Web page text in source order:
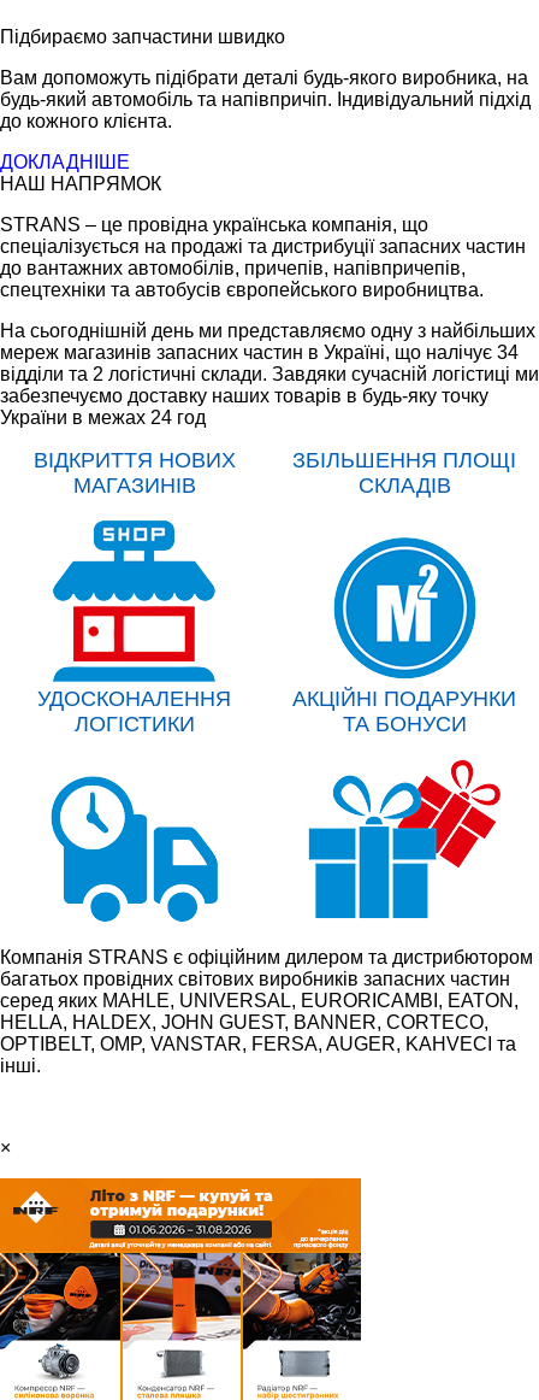
Підбираємо запчастини швидко
Вам допоможуть підібрати деталі будь-якого виробника, на
будь-який автомобіль та напівпричіп. Індивідуальний підхід
до кожного клієнта.
ДОКЛАДНІШЕ
НАШ НАПРЯМОК
STRANS – це провідна українська компанія, що
спеціалізується на продажі та дистрибуції запасних частин
до вантажних автомобілів, причепів, напівпричепів,
спецтехніки та автобусів європейського виробництва.
На сьогоднішній день ми представляємо одну з найбільших
мереж магазинів запасних частин в Україні, що налічує 34
відділи та 2 логістичні склади. Завдяки сучасній логістиці ми
забезпечуємо доставку наших товарів в будь-яку точку
України в межах 24 год
ВІДКРИТТЯ НОВИХ
МАГАЗИНІВ
ЗБІЛЬШЕННЯ ПЛОЩІ
СКЛАДІВ
УДОСКОНАЛЕННЯ
ЛОГІСТИКИ
АКЦІЙНІ ПОДАРУНКИ
ТА БОНУСИ
Компанія STRANS є офіційним дилером та дистрибютором
багатьох провідних світових виробників запасних частин
серед яких MAHLE, UNIVERSAL, EURORICAMBI, EATON,
HELLA, HALDEX, JOHN GUEST, BANNER, CORTECO,
OPTIBELT, OMP, VANSTAR, FERSA, AUGER, KAHVECI та
інші.
×